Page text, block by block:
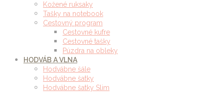
Kožené ruksaky
Tašky na notebook
Cestovný program
Cestovné kufre
Cestovné tašky
Púzdra na obleky
HODVÁB A VLNA
Hodvábne šále
Hodvábne šatky
Hodvábne šatky Slim